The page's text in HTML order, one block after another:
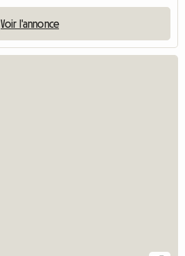
Voir l'annonce